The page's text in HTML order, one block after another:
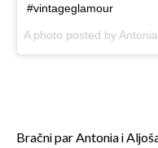
#vintageglamour
Bračni par Antonia i